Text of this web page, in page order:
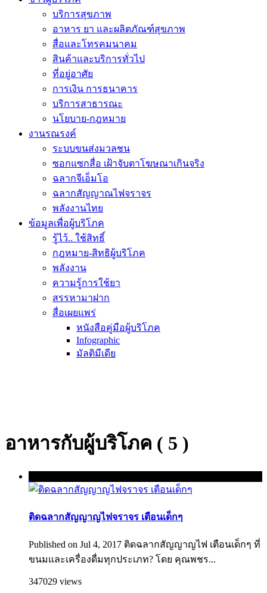
บริการสุขภาพ
อาหาร ยา และผลิตภัณฑ์สุขภาพ
สื่อและโทรคมนาคม
สินค้าและบริการทั่วไป
ที่อยู่อาศัย
การเงิน การธนาคาร
บริการสาธารณะ
นโยบาย-กฎหมาย
งานรณรงค์
ระบบขนส่งมวลชน
ซอกแซกสื่อ เฝ้าจับตาโฆษณาเกินจริง
ฉลากจีเอ็มโอ
ฉลากสัญญาณไฟจราจร
พลังงานไทย
ข้อมูลเพื่อผู้บริโภค
รู้ไว้.. ใช้สิทธิ์
กฎหมาย-สิทธิผู้บริโภค
พลังงาน
ความรู้การใช้ยา
สรรหามาฝาก
สื่อเผยแพร่
หนังสือคู่มือผู้บริโภค
Infographic
มัลติมีเดีย
อาหารกับผู้บริโภค ( 5 )
ติดฉลากสัญญาญไฟจราจร เตือนเด็กๆ
Published on Jul 4, 2017 ติดฉลากสัญญาญไฟ เตือนเด็กๆ ที่
ขนมและเครื่องดื่มทุกประเภท? โดย คุณพชร...
347029 views